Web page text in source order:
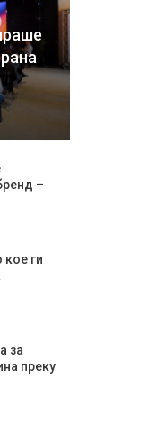
–
кое ги
за
преку